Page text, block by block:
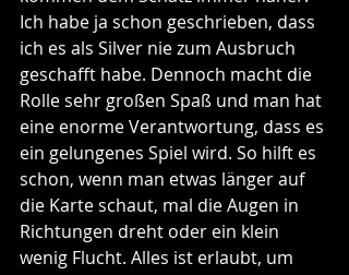
Ich habe ja schon geschrieben, dass
ich es als Silver nie zum Ausbruch
geschafft habe. Dennoch macht die
Rolle sehr großen Spaß und man hat
eine enorme Verantwortung, dass es
ein gelungenes Spiel wird. So hilft es
schon, wenn man etwas länger auf
die Karte schaut, mal die Augen in
Richtungen dreht oder ein klein
wenig Flucht. Alles ist erlaubt, um